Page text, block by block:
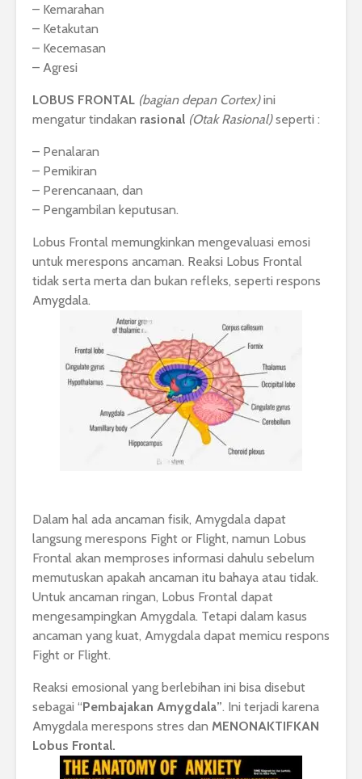
– Kemarahan
– Ketakutan
– Kecemasan
– Agresi
LOBUS FRONTAL (bagian depan Cortex)ini
mengatur tindakan rasional (Otak Rasional)seperti :
– Penalaran
– Pemikiran
– Perencanaan, dan
– Pengambilan keputusan.
Lobus Frontal memungkinkan mengevaluasi emosi
untuk merespons ancaman. Reaksi Lobus Frontal
tidak serta merta dan bukan refleks, seperti respons
Amygdala.
Dalam hal ada ancaman fisik, Amygdala dapat
langsung merespons Fight or Flight, namun Lobus
Frontal akan memproses informasi dahulu sebelum
memutuskan apakah ancaman itu bahaya atau tidak.
Untuk ancaman ringan, Lobus Frontal dapat
mengesampingkan Amygdala. Tetapi dalam kasus
ancaman yang kuat, Amygdala dapat memicu respons
Fight or Flight.
Reaksi emosional yang berlebihan ini bisa disebut
sebagai “Pembajakan Amygdala”. Ini terjadi karena
Amygdala merespons stres dan MENONAKTIFKAN
Lobus Frontal.